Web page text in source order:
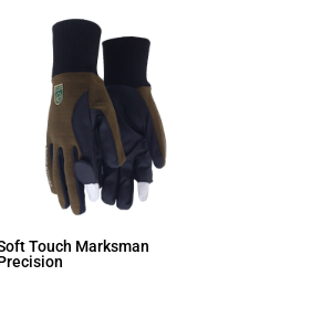
Touch Marksman